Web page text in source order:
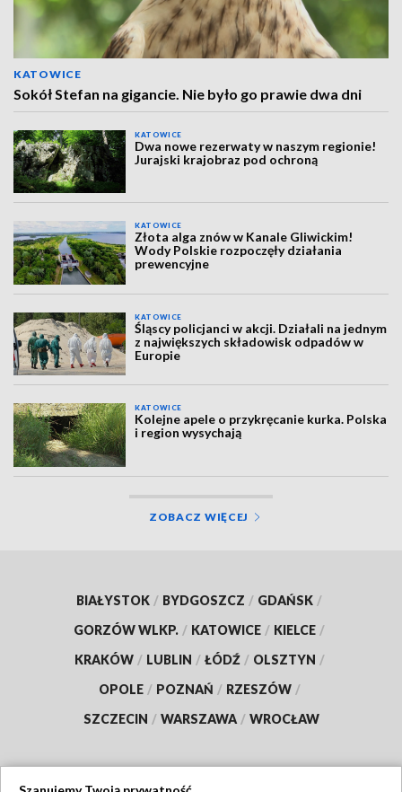
KATOWICE
Sokół Stefan na gigancie. Nie było go prawie dwa dni
KATOWICE
Dwa nowe rezerwaty w naszym regionie!
Jurajski krajobraz pod ochroną
KATOWICE
Złota alga znów w Kanale Gliwickim!
Wody Polskie rozpoczęły działania
prewencyjne
KATOWICE
Śląscy policjanci w akcji. Działali na jednym
z największych składowisk odpadów w
Europie
KATOWICE
Kolejne apele o przykręcanie kurka. Polska
i region wysychają
ZOBACZ WIĘCEJ
BIAŁYSTOK / BYDGOSZCZ / GDAŃSK /
GORZÓW WLKP. / KATOWICE / KIELCE /
KRAKÓW / LUBLIN / ŁÓDŹ / OLSZTYN /
OPOLE / POZNAŃ / RZESZÓW /
SZCZECIN / WARSZAWA / WROCŁAW